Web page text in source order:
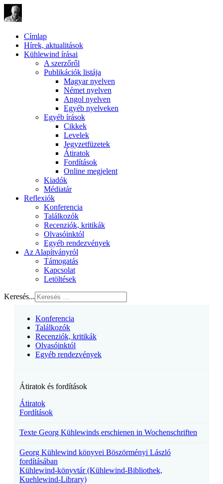
Címlap
Hírek, aktualitások
Kühlewind írásai
A szerzőről
Publikációk listája
Magyar nyelven
Német nyelven
Angol nyelven
Egyéb nyelveken
Egyéb írások
Cikkek
Levelek
Jegyzetfüzetek
Átiratok
Fordítások
Online megjelent
Kiadók
Médiatár
Reflexiók
Konferencia
Találkozók
Recenziók, kritikák
Olvasóinktól
Egyéb rendezvények
Az Alapítványról
Támogatás
Kapcsolat
Letöltések
Keresés...
Konferencia
Találkozók
Recenziók, kritikák
Olvasóinktól
Egyéb rendezvények
Átiratok és fordítások
Átiratok
Fordítások
Texte Georg Kühlewinds erschienen in Wochenschriften
Georg Kühlewind könyvei Böszörményi László
fordításában
Kühlewind-könyvtár (Kühlewind-Bibliothek,
Kuehlewind-Library)